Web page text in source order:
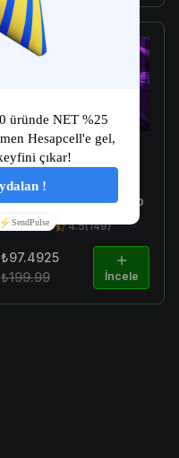
Sale
İlgili Ürün
[E-Postalı] 1-300 Skin
Arası Random Hesap -
Valorant Random Hesap
4.5(149)
₺97.4925
₺199.99
İncele